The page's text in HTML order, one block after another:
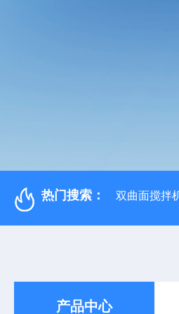
热门搜索： 双曲面搅拌
产品中心